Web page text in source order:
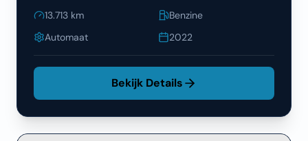
13.713 km
Benzine
Automaat
2022
Bekijk Details